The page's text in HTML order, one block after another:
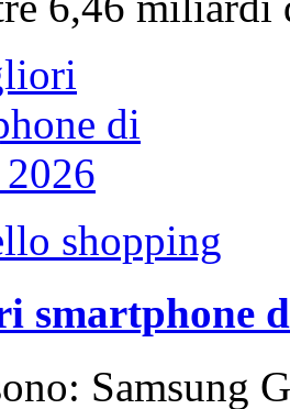
shopping
smartphone
Samsung